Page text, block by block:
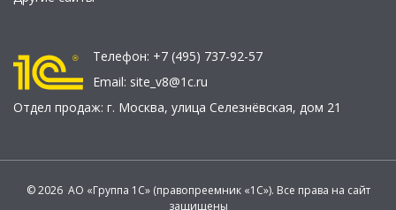
Телефон: +7 (495) 737-92-57
Email: site_v8@1c.ru
Отдел продаж: г. Москва, улица Селезнёвская, дом 21
© 2026 АО «Группа 1С» (правопреемник «1С»). Все права на сайт
защищены